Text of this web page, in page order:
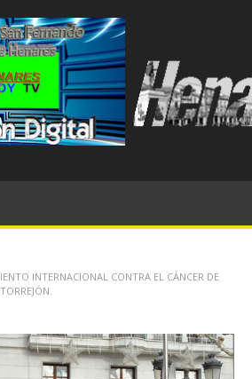
INTERNACIONAL CONTRA EL CÁNCER DE